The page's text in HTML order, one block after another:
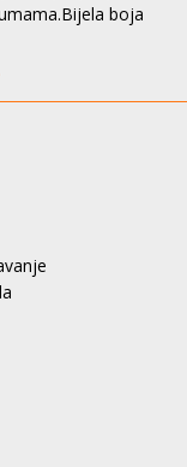
boja